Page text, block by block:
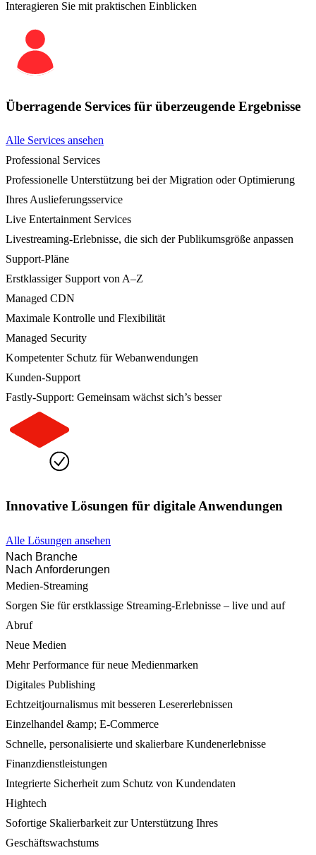
Interagieren Sie mit praktischen Einblicken
Überragende Services für überzeugende Ergebnisse
Alle Services ansehen
Professional Services
Professionelle Unterstützung bei der Migration oder Optimierung
Ihres Auslieferungsservice
Live Entertainment Services
Livestreaming-Erlebnisse, die sich der Publikumsgröße anpassen
Support-Pläne
Erstklassiger Support von A–Z
Managed CDN
Maximale Kontrolle und Flexibilität
Managed Security
Kompetenter Schutz für Webanwendungen
Kunden-Support
Fastly-Support: Gemeinsam wächst sich’s besser
Innovative Lösungen für digitale Anwendungen
Alle Lösungen ansehen
Nach Branche
Nach Anforderungen
Medien-Streaming
Sorgen Sie für erstklassige Streaming-Erlebnisse – live und auf
Abruf
Neue Medien
Mehr Performance für neue Medienmarken
Digitales Publishing
Echtzeitjournalismus mit besseren Lesererlebnissen
Einzelhandel &amp; E-Commerce
Schnelle, personalisierte und skalierbare Kundenerlebnisse
Finanzdienstleistungen
Integrierte Sicherheit zum Schutz von Kundendaten
Hightech
Sofortige Skalierbarkeit zur Unterstützung Ihres
Geschäftswachstums